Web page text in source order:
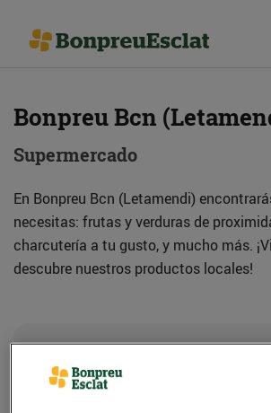
Bonpreu Bcn
Supermercado
En Bonpreu Bcn (Letamendi)
necesitas: frutas y verduras de
charcutería a tu gusto, y mucho más.
descubre nuestros productos locales!
Pl. Doctor Letamendi, 36